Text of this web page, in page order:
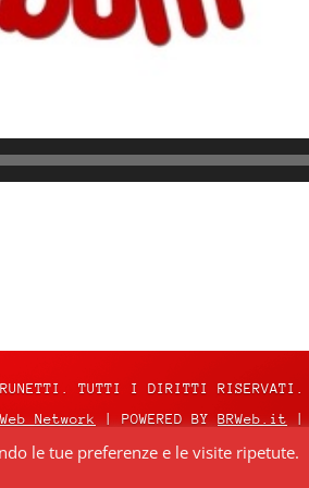
TUTTI I DIRITTI RISERVATI.
Network | POWERED BY BRWeb.it
Attribuzione – Non commerciale –
le tue preferenze e le visite ripetute.